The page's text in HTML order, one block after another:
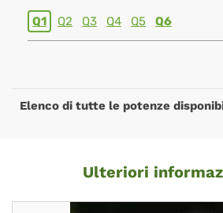
Q1 Q2 Q3 Q4 Q5 Q6
Elenco di tutte le potenze
Ulteriori